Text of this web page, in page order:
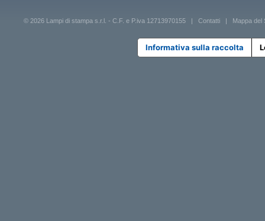
© 2026 Lampi di stampa s.r.l. - C.F. e P.iva 12713970155 | Contatti Mappa del
Informativa sulla raccolta